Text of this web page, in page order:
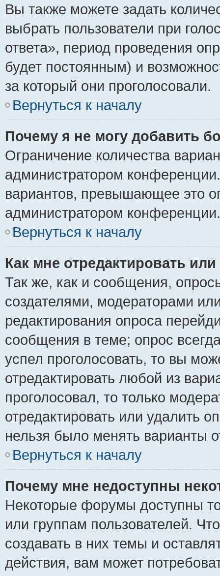
Вы также можете задать
выбрать пользователи при
ответа», период проведения
будет постоянным) и
за который они проголосовали.
Вернуться к началу
Почему я не могу добавить
Ограничение количества
администратором
вариантов, превышающее это
администратором конференции.
Вернуться к началу
Как мне отредактировать
Так же, как и сообщения,
создателями, модераторами
редактирования опроса
сообщения в теме; опрос
успел проголосовать, то вы
отредактировать любой из
проголосовал, то только
отредактировать или удалить
нельзя было менять варианты
Вернуться к началу
Почему мне недоступны
Некоторые форумы доступны
или группам пользователей.
создавать в них темы и
действия, вам может